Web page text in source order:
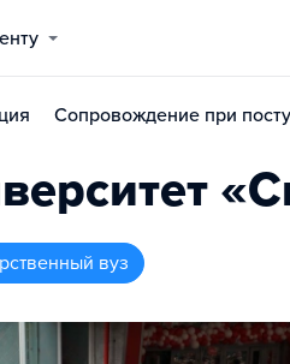
Сопровождение при
вуз